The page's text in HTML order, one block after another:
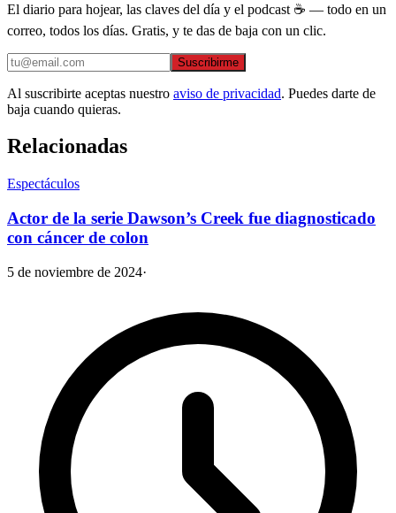
El diario para hojear, las claves del día y el podcast ☕ — todo en un
correo, todos los días. Gratis, y te das de baja con un clic.
Suscribirme
Al suscribirte aceptas nuestro aviso de privacidad. Puedes darte de
baja cuando quieras.
Relacionadas
Espectáculos
Actor de la serie Dawson’s Creek fue diagnosticado
con cáncer de colon
5 de noviembre de 2024·